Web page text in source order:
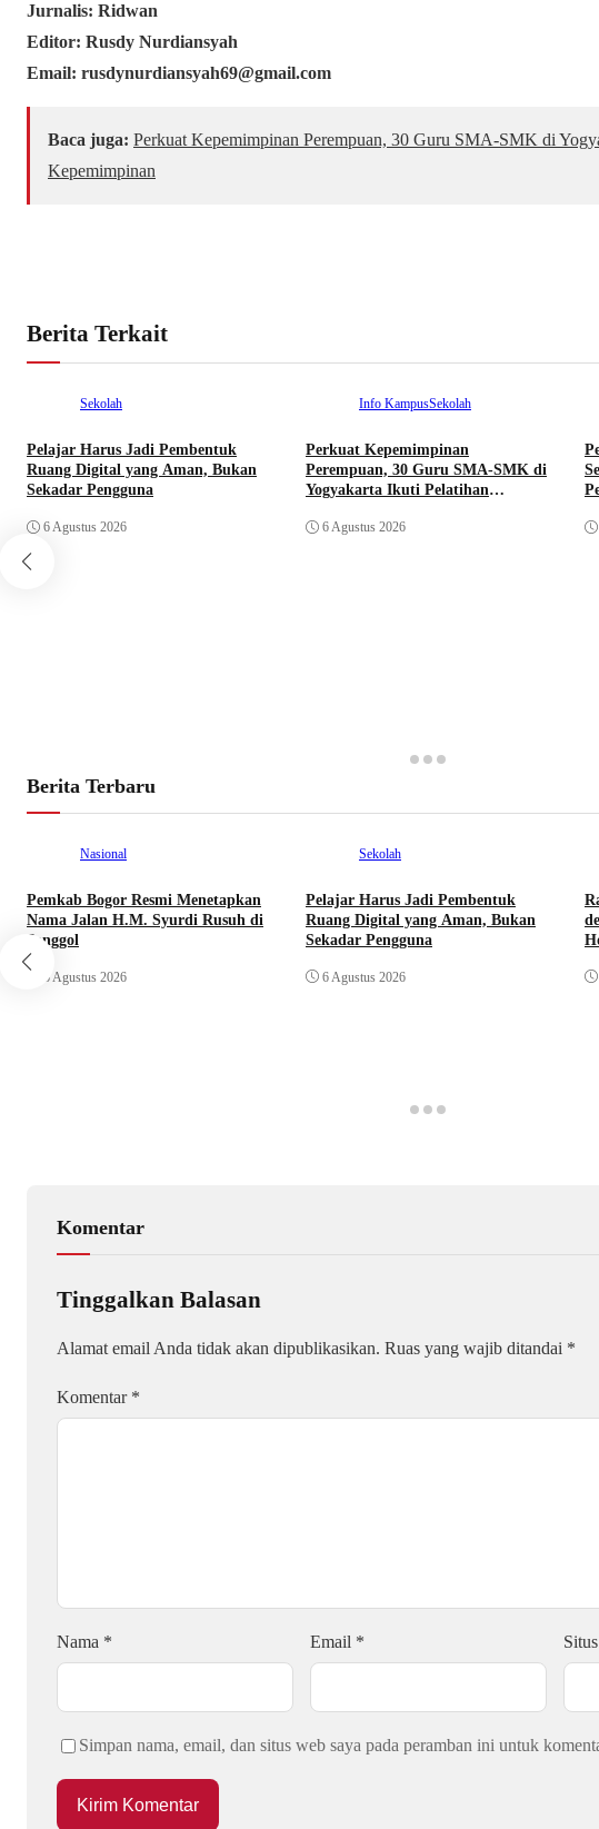
Jurnalis: Ridwan
Editor: Rusdy Nurdiansyah
Email: rusdynurdiansyah69@gmail.com
Baca juga: Perkuat Kepemimpinan Perempuan, 30 Guru SMA-SMK di
Kepemimpinan
Berita Terkait
Sekolah
Pelajar Harus Jadi Pembentuk
Ruang Digital yang Aman, Bukan
Sekadar Pengguna
6 Agustus 2026
Info KampusSekolah
Perkuat Kepemimpinan
Perempuan, 30 Guru SMA-SMK di
Yogyakarta Ikuti Pelatihan
6 Agustus 2026
Berita Terbaru
Nasional
Pemkab Bogor Resmi Menetapkan
Nama Jalan H.M. Syurdi Rusuh di
Jonggol
6 Agustus 2026
Sekolah
Pelajar Harus Jadi Pembentuk
Ruang Digital yang Aman, Bukan
Sekadar Pengguna
6 Agustus 2026
Komentar
Tinggalkan Balasan
Alamat email Anda tidak akan dipublikasikan. Ruas yang wajib ditandai *
Komentar *
Nama * Email *
Simpan nama, email, dan situs web saya pada peramban ini untuk